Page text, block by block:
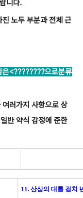
니다.
노두 부분과 전체 근
은<????????으로분류
러가지 사항으로 상
반 약식 감정에 준한
11. 산삼의 대를 걸치